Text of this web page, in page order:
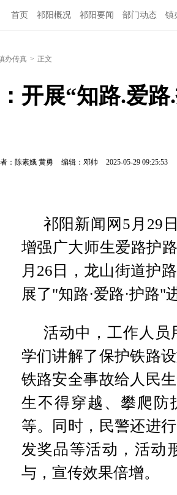
首页 祁阳概况 祁阳要闻 部门动态 镇
办传真 > 正文
开展“知路.爱
：陈素娥 黄勇 编辑：邓帅 2025-05-29 09:25:53
祁阳新闻网5月29
增强广大师生爱路护
月26日，龙山街道护
展了"知路·爱路·护路"
活动中，工作人员
学们讲解了保护铁路
铁路安全事故给人民
生不得穿越、攀爬防
等。同时，民警还进
发奖品等活动，活动
与，宣传效果倍增。